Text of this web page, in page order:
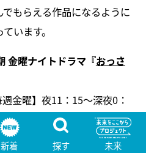
もらえる作品になるように
います。
金曜ナイトドラマ『おっさ
金曜】夜11：15～深夜0：
一部地域で放送時間が異な
新着 探す 未来